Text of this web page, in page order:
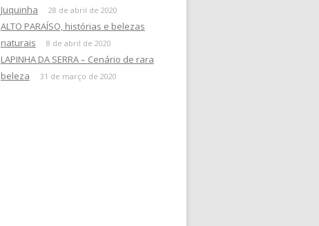
Juquinha
28 de abril de 2020
ALTO PARAÍSO, histórias e belezas
naturais
8 de abril de 2020
LAPINHA DA SERRA – Cenário de rara
beleza
31 de março de 2020